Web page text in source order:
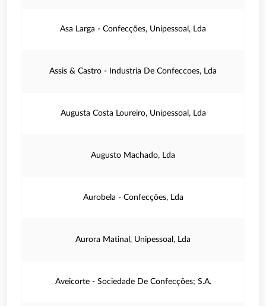
Asa Larga - Confecções, Unipessoal, Lda
Assis & Castro - Industria De Confeccoes, Lda
Augusta Costa Loureiro, Unipessoal, Lda
Augusto Machado, Lda
Aurobela - Confecções, Lda
Aurora Matinal, Unipessoal, Lda
Aveicorte - Sociedade De Confecções; S.A.